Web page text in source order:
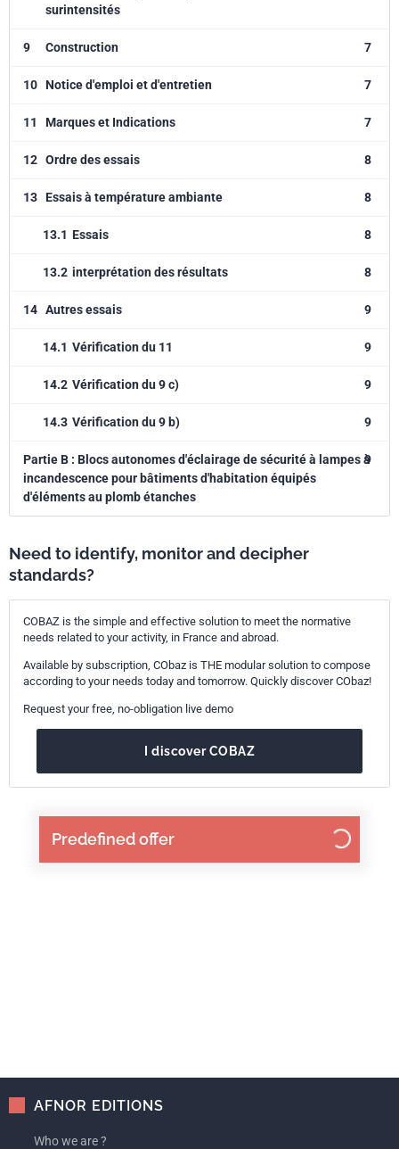
Predefined offer
surintensités
9 Construction 7
10 Notice d'emploi et d'entretien 7
11 Marques et Indications 7
12 Ordre des essais 8
13 Essais à température ambiante 8
13.1 Essais 8
13.2 interprétation des résultats 8
14 Autres essais 9
14.1 Vérification du 11 9
14.2 Vérification du 9 c) 9
14.3 Vérification du 9 b) 9
Partie B : Blocs autonomes d'éclairage de sécurité à lampes à
incandescence pour bâtiments d'habitation équipés
d'éléments au plomb étanches
9
Need to identify, monitor and decipher
standards?
COBAZ is the simple and effective solution to meet the normative
needs related to your activity, in France and abroad.
Available by subscription, CObaz is THE modular solution to compose
according to your needs today and tomorrow. Quickly discover CObaz!
Request your free, no-obligation live demo
I discover COBAZ
AFNOR EDITIONS
Who we are ?